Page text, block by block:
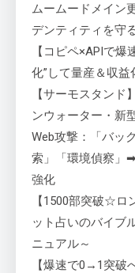
ムームードメイン
デンティティを守
【コピペ×APIで
化”して量産＆収益
【サーモスタン
ンウォーター・新
Web攻撃：「バッ
索」「環境偵察」➡
強化
【1500部突破☆ロ
ット占いのバイブ
ニュアル～
【爆速で0→1突破